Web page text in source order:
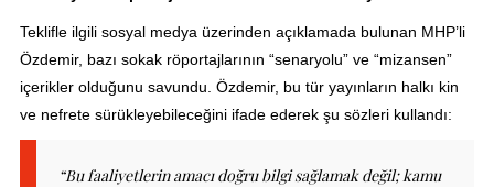
Teklifle ilgili sosyal medya üzerinden açıklamada bulunan MHP’li
Özdemir, bazı sokak röportajlarının “senaryolu” ve “mizansen”
içerikler olduğunu savundu. Özdemir, bu tür yayınların halkı kin
ve nefrete sürükleyebileceğini ifade ederek şu sözleri kullandı:
“Bu faaliyetlerin amacı doğru bilgi sağlamak değil; kamu